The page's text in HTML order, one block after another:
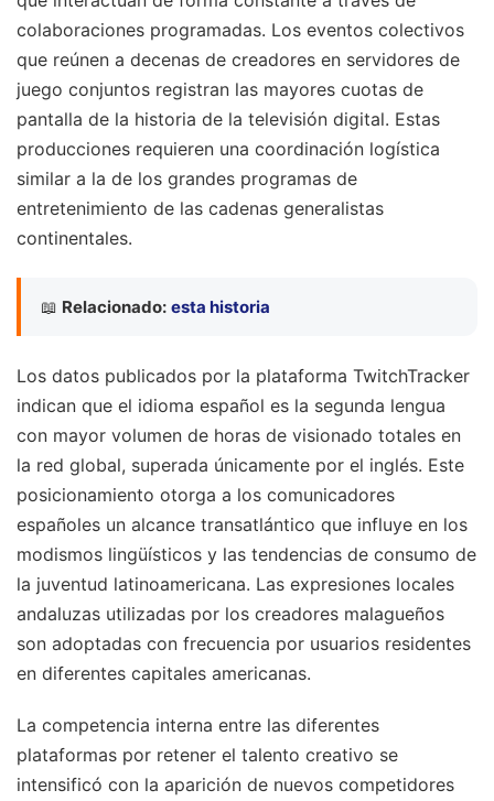
colaboraciones programadas. Los eventos colectivos
que reúnen a decenas de creadores en servidores de
juego conjuntos registran las mayores cuotas de
pantalla de la historia de la televisión digital. Estas
producciones requieren una coordinación logística
similar a la de los grandes programas de
entretenimiento de las cadenas generalistas
continentales.
📖 Relacionado: esta historia
Los datos publicados por la plataforma TwitchTracker
indican que el idioma español es la segunda lengua
con mayor volumen de horas de visionado totales en
la red global, superada únicamente por el inglés. Este
posicionamiento otorga a los comunicadores
españoles un alcance transatlántico que influye en los
modismos lingüísticos y las tendencias de consumo de
la juventud latinoamericana. Las expresiones locales
andaluzas utilizadas por los creadores malagueños
son adoptadas con frecuencia por usuarios residentes
en diferentes capitales americanas.
La competencia interna entre las diferentes
plataformas por retener el talento creativo se
intensificó con la aparición de nuevos competidores